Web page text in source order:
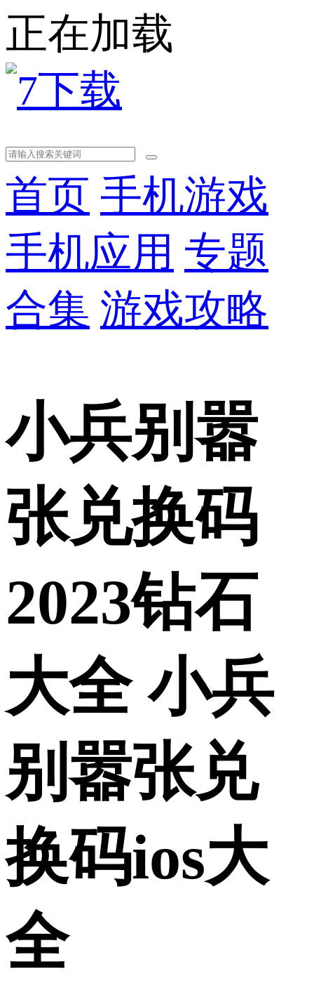
正在加载
首页 手机游戏
手机应用 专题
合集 游戏攻略
小兵别嚣
张兑换码
2023钻石
大全 小兵
别嚣张兑
换码ios大
全